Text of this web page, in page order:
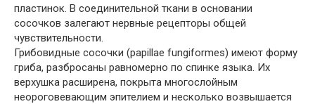
пластинок. В соединительной ткани в основании
сосочков залегают нервные рецепторы общей
чувствительности.
Грибовидные сосочки (papillae fungiformes) имеют форму
гриба, разбросаны равномерно по спинке языка. Их
верхушка расширена, покрыта многослойным
неороговевающим эпителием и несколько возвышается